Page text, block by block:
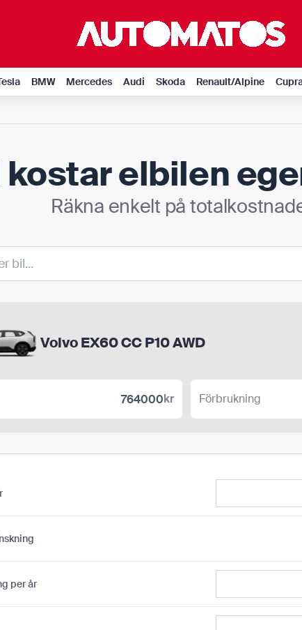
BMW Mercedes Audi Skoda Renault/Alpine
kostar elbilen
Räkna enkelt på
Volvo EX60 CC P10 AWD
kr Förbrukning
per år